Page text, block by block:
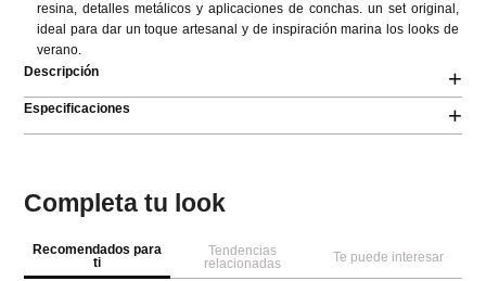
resina, detalles metálicos y aplicaciones de conchas. un set original,
ideal para dar un toque artesanal y de inspiración marina los looks de
verano.
Descripción
+
Especificaciones +
Completa tu look
Recomendados para
ti
Tendencias
relacionadas
Te puede interesar